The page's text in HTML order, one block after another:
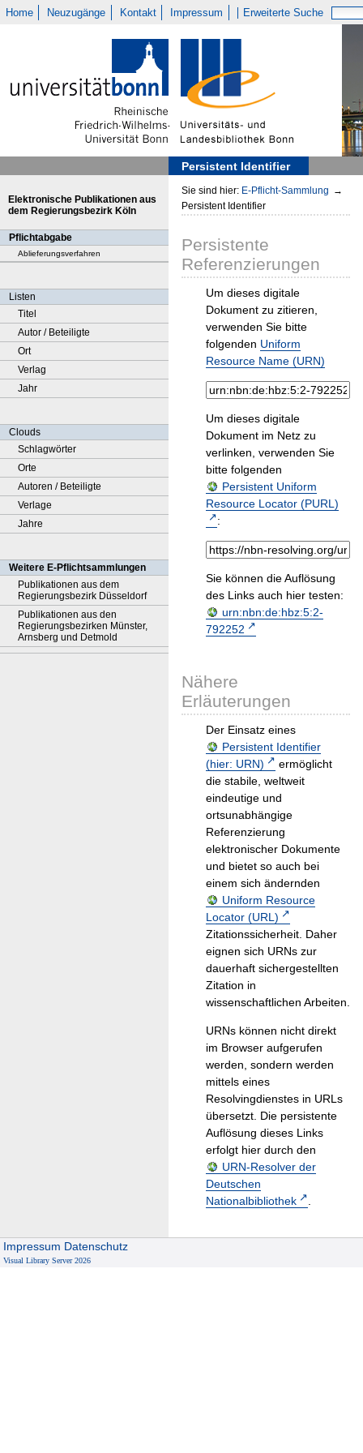
Home Neuzugänge Kontakt Impressum Erweiterte Suche
Persistent Identifier
Elektronische Publikationen aus
dem Regierungsbezirk Köln
Pflichtabgabe
Ablieferungsverfahren
Listen
Titel
Autor / Beteiligte
Ort
Verlag
Jahr
Clouds
Schlagwörter
Orte
Autoren / Beteiligte
Verlage
Jahre
Weitere E-Pflichtsammlungen
Publikationen aus dem
Regierungsbezirk Düsseldorf
Publikationen aus den
Regierungsbezirken Münster,
Arnsberg und Detmold
Sie sind hier: E-Pflicht-Sammlung →
Persistent Identifier
Persistente
Referenzierungen
Um dieses digitale
Dokument zu zitieren,
verwenden Sie bitte
folgenden Uniform
Resource Name (URN)
Um dieses digitale
Dokument im Netz zu
verlinken, verwenden Sie
bitte folgenden
Persistent Uniform
Resource Locator (PURL)
:
Sie können die Auflösung
des Links auch hier testen:
urn:nbn:de:hbz:5:2-
792252
Nähere
Erläuterungen
Der Einsatz eines
Persistent Identifier
(hier: URN)
ermöglicht
die stabile, weltweit
eindeutige und
ortsunabhängige
Referenzierung
elektronischer Dokumente
und bietet so auch bei
einem sich ändernden
Uniform Resource
Locator (URL)
Zitationssicherheit. Daher
eignen sich URNs zur
dauerhaft sichergestellten
Zitation in
wissenschaftlichen Arbeiten.
URNs können nicht direkt
im Browser aufgerufen
werden, sondern werden
mittels eines
Resolvingdienstes in URLs
übersetzt. Die persistente
Auflösung dieses Links
erfolgt hier durch den
URN-Resolver der
Deutschen
Nationalbibliothek
.
Impressum Datenschutz
Visual Library Server 2026